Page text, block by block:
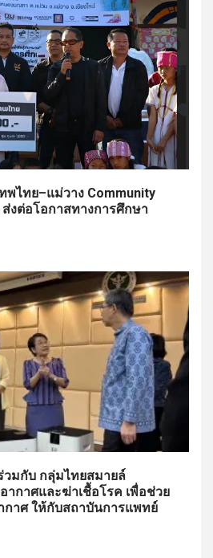
พไทย–แม่วาง Community
งต่อโอกาสทางการศึกษา
มกับ กลุ่มไทยสมายล์
ากาศและฆ่าเชื้อโรค เพื่อช่วย
กาศ ให้กับสถาบันการแพทย์